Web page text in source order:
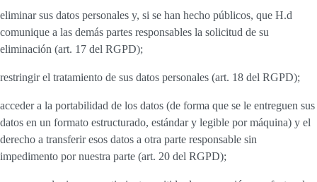
eliminar sus datos personales y, si se han hecho públicos, que H.d
comunique a las demás partes responsables la solicitud de su
eliminación (art. 17 del RGPD);
restringir el tratamiento de sus datos personales (art. 18 del RGPD);
acceder a la portabilidad de los datos (de forma que se le entreguen sus
datos en un formato estructurado, estándar y legible por máquina) y el
derecho a transferir esos datos a otra parte responsable sin
impedimento por nuestra parte (art. 20 del RGPD);